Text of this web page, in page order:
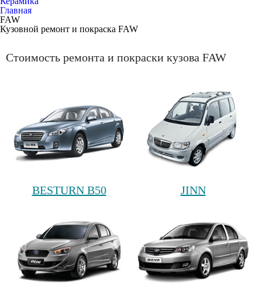
Главная
FAW
Кузовной ремонт и покраска FAW
Стоимость ремонта и покраски кузова FAW
BESTURN B50 JINN